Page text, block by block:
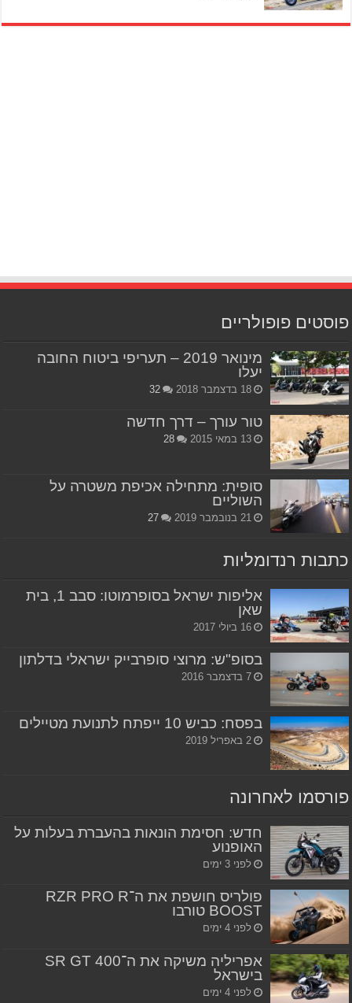
פוסטים פופולריים
מינואר 2019 – תעריפי ביטוח החובה
יעלו
18 בדצמבר 2018 32
טור עורך – דרך חדשה
13 במאי 2015 28
סופית: מתחילה אכיפת משטרה על
השוליים
21 בנובמבר 2019 27
כתבות רנדומליות
אליפות ישראל בסופרמוטו: סבב 1, בית
שאן
16 ביולי 2017
בסופ"ש: מרוצי סופרבייק ישראלי בדלתון
7 בדצמבר 2016
בפסח: כביש 10 ייפתח לתנועת מטיילים
2 באפריל 2019
פורסמו לאחרונה
חדש: חסימת הונאות בהעברת בעלות על
האופנוע
לפני 3 ימים
פולריס חושפת את ה־RZR PRO R
BOOST טורבו
לפני 4 ימים
אפריליה משיקה את ה־SR GT 400
בישראל
לפני 4 ימים